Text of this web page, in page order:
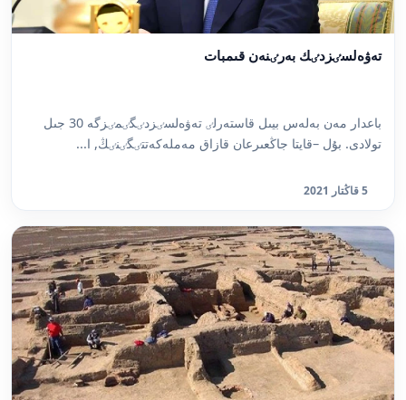
تەۋەلسٸزدٸك بەرٸنەن قىمبات
باعدار مەن بەلەس بيىل قاستەرلٸ تەۋەلسٸزدٸگٸمٸزگە 30 جىل
تولادى. بۇل –قايتا جاڭعىرعان قازاق مەملەكەتتٸگٸنٸڭ, ا...
5 قاڭتار 2021